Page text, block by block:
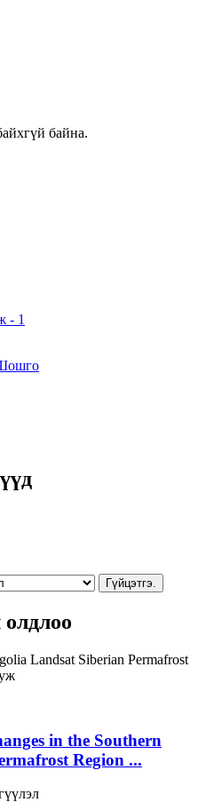
байна.
- 1
Гүйцэтгэ.
олдлоо
Landsat Siberian Permafrost
in the Southern
Region ...